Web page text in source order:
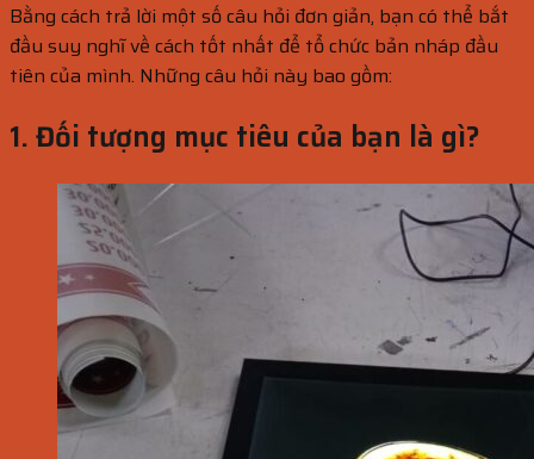
Bằng cách trả lời một số câu hỏi đơn giản, bạn có thể bắt
đầu suy nghĩ về cách tốt nhất để tổ chức bản nháp đầu
tiên của mình. Những câu hỏi này bao gồm:
1. Đối tượng mục tiêu của bạn là gì?